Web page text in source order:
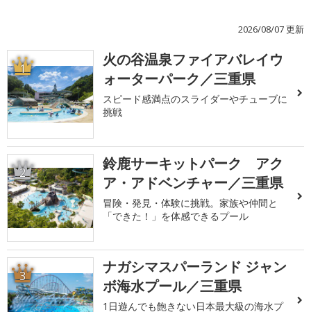
2026/08/07 更新
1
火の谷温泉ファイアバレイウ
ォーターパーク／三重県
スピード感満点のスライダーやチューブに
挑戦
2
鈴鹿サーキットパーク アク
ア・アドベンチャー／三重県
冒険・発見・体験に挑戦。家族や仲間と
「できた！」を体感できるプール
3
ナガシマスパーランド ジャン
ボ海水プール／三重県
1日遊んでも飽きない日本最大級の海水プ